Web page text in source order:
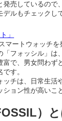
発売しているので
ルもチェックし
」
マートウォッチを
「フォッシル」は
富で、男女問わず
す。
ッチは、日常生活
ション性が高いこ
）